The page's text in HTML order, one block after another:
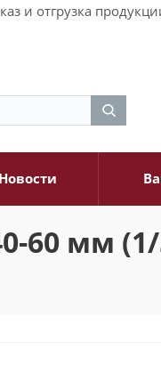
и отгрузка
Новости
60 мм